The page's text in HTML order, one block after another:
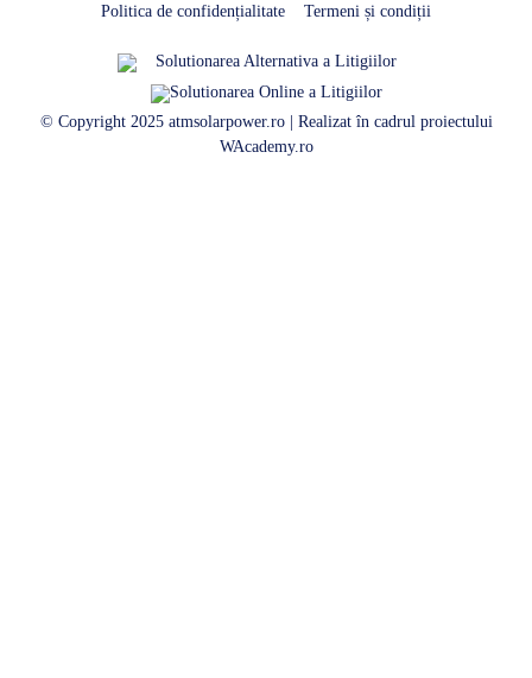
Politica de confidențialitate Termeni și condiții
© Copyright 2025 atmsolarpower.ro | Realizat în cadrul proiectului
WAcademy.ro